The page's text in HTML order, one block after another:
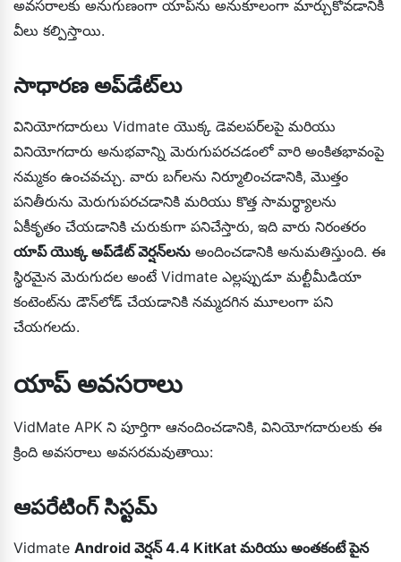
అవసరాలకు అనుగుణంగా యాప్‌ను అనుకూలంగా మార్చుకోవడానికి
వీలు కల్పిస్తాయి.
సాధారణ అప్‌డేట్‌లు
వినియోగదారులు Vidmate యొక్క డెవలపర్‌లపై మరియు
వినియోగదారు అనుభవాన్ని మెరుగుపరచడంలో వారి అంకితభావంపై
నమ్మకం ఉంచవచ్చు. వారు బగ్‌లను నిర్మూలించడానికి, మొత్తం
పనితీరును మెరుగుపరచడానికి మరియు కొత్త సామర్థ్యాలను
ఏకీకృతం చేయడానికి చురుకుగా పనిచేస్తారు, ఇది వారు నిరంతరం
యాప్ యొక్క అప్‌డేట్ వెర్షన్‌లను అందించడానికి అనుమతిస్తుంది. ఈ
స్థిరమైన మెరుగుదల అంటే Vidmate ఎల్లప్పుడూ మల్టీమీడియా
కంటెంట్‌ను డౌన్‌లోడ్ చేయడానికి నమ్మదగిన మూలంగా పని
చేయగలదు.
యాప్ అవసరాలు
VidMate APK ని పూర్తిగా ఆనందించడానికి, వినియోగదారులకు ఈ
క్రింది అవసరాలు అవసరమవుతాయి:
ఆపరేటింగ్ సిస్టమ్
Vidmate Android వెర్షన్ 4.4 KitKat మరియు అంతకంటే పైన